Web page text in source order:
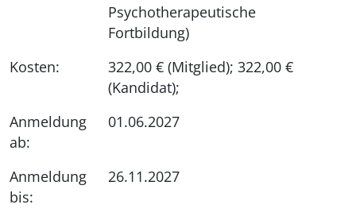
Psychotherapeutische
Fortbildung)
Kosten:
322,00 € (Mitglied); 322,00 €
(Kandidat);
Anmeldung
ab:
01.06.2027
Anmeldung
bis:
26.11.2027